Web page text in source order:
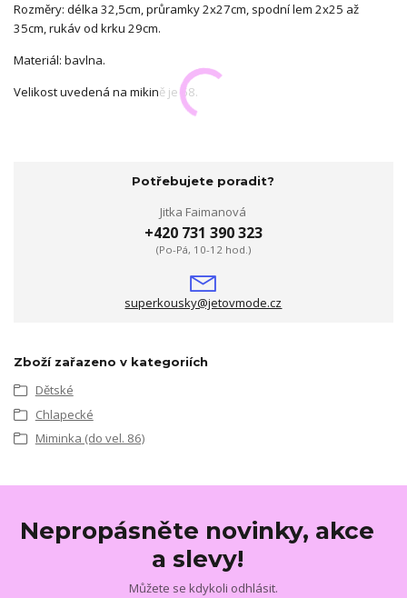
Rozměry: délka 32,5cm, průramky 2x27cm, spodní lem 2x25 až
35cm, rukáv od krku 29cm.
Materiál: bavlna.
Velikost uvedená na mikině je 68.
Potřebujete poradit?
Jitka Faimanová
+420 731 390 323
(Po-Pá, 10-12 hod.)
superkousky@jetovmode.cz
Zboží zařazeno v kategoriích
Dětské
Chlapecké
Miminka (do vel. 86)
Nepropásněte novinky, akce
a slevy!
Můžete se kdykoli odhlásit.